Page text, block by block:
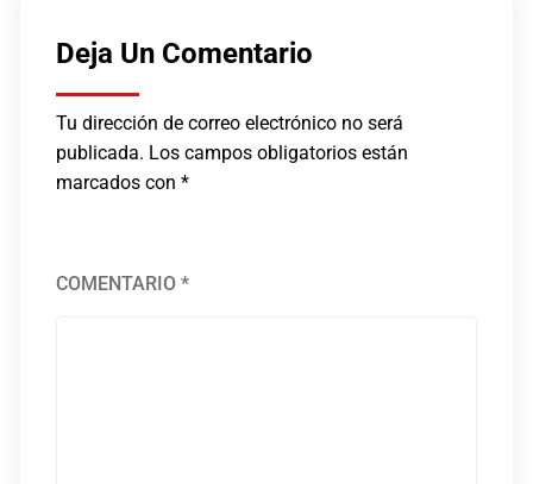
Deja Un Comentario
Tu dirección de correo electrónico no será
publicada. Los campos obligatorios están
marcados con*
COMENTARIO*